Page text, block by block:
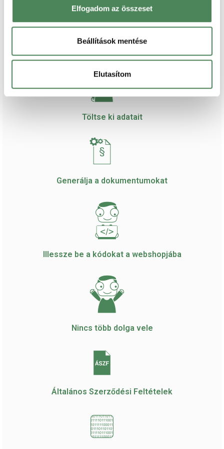
Elfogadom az összeset
Beállítások mentése
Elutasítom
ebben a bejegyzésünkbenlehet megtudni.
Töltse ki adatait
Generálja a dokumentumokat
Illessze be a kódokat a webshopjába
Nincs több dolga vele
Általános Szerződési Feltételek